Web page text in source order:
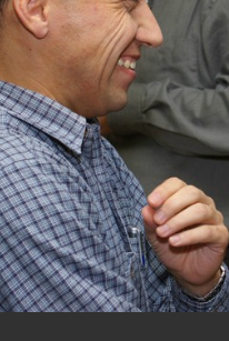
Report
2008 г.